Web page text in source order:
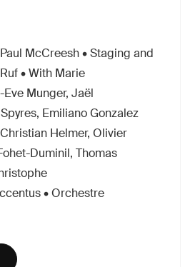
McCreesh • Staging and
• With Marie
Munger, Jaël
Emiliano Gonzalez
Helmer, Olivier
Duminil, Thomas
• Orchestre